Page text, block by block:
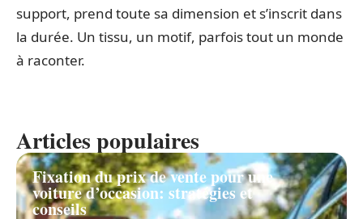
support, prend toute sa dimension et s’inscrit dans
la durée. Un tissu, un motif, parfois tout un monde
à raconter.
Articles populaires
Fixation du prix de vente pour une
voiture d’occasion: stratégies et
conseils